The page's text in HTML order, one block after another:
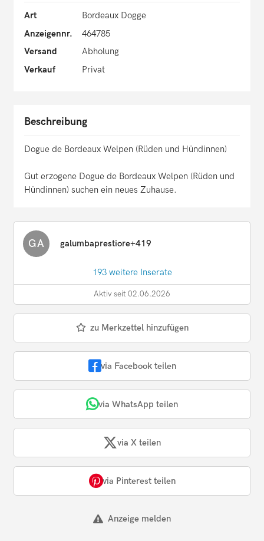
Art
Bordeaux Dogge
Anzeigennr.
464785
Versand
Abholung
Verkauf
Privat
Beschreibung
Dogue de Bordeaux Welpen (Rüden und Hündinnen)
Gut erzogene Dogue de Bordeaux Welpen (Rüden und
Hündinnen) suchen ein neues Zuhause.
GA galumbaprestiore+419
193 weitere Inserate
Aktiv seit 02.06.2026
zu Merkzettel hinzufügen
via Facebook teilen
via WhatsApp teilen
via X teilen
via Pinterest teilen
Anzeige melden